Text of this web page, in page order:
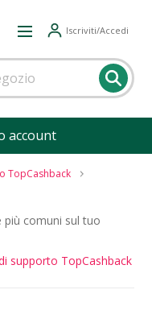
Iscriviti/Accedi
account
TopCashback
più comuni sul tuo
supporto TopCashback